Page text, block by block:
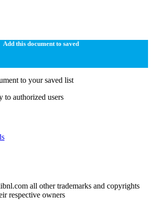
Add this document to saved
to your saved list
to authorized users
all other trademarks and copyrights
respective owners